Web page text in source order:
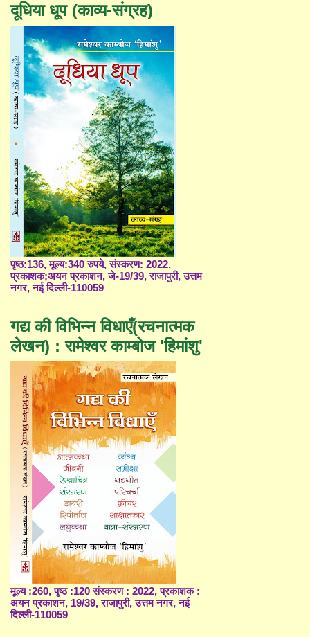
दूधिया धूप (काव्य-संग्रह)
पृष्ठ:136, मूल्य:340 रुपये, संस्करण: 2022,
प्रकाशक;अयन प्रकाशन, जे-19/39, राजापुरी, उत्तम
नगर, नई दिल्ली-110059
गद्य की विभिन्न विधाएँ(रचनात्मक
लेखन) : रामेश्वर काम्बोज 'हिमांशु'
मूल्य :260, पृष्ठ :120 संस्करण : 2022, प्रकाशक :
अयन प्रकाशन, 19/39, राजापुरी, उत्तम नगर, नई
दिल्ली-110059